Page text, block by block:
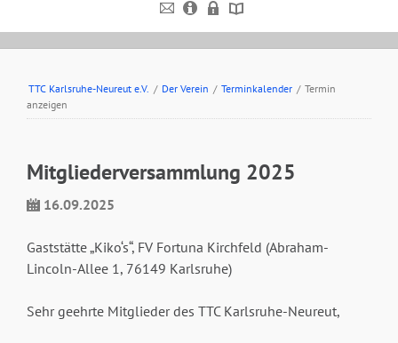
TTC Karlsruhe-Neureut e.V. / Der Verein / Terminkalender / Termin
anzeigen
Mitgliederversammlung 2025
16.09.2025
Gaststätte „Kiko‘s“, FV Fortuna Kirchfeld (Abraham-
Lincoln-Allee 1, 76149 Karlsruhe)
Sehr geehrte Mitglieder des TTC Karlsruhe-Neureut,